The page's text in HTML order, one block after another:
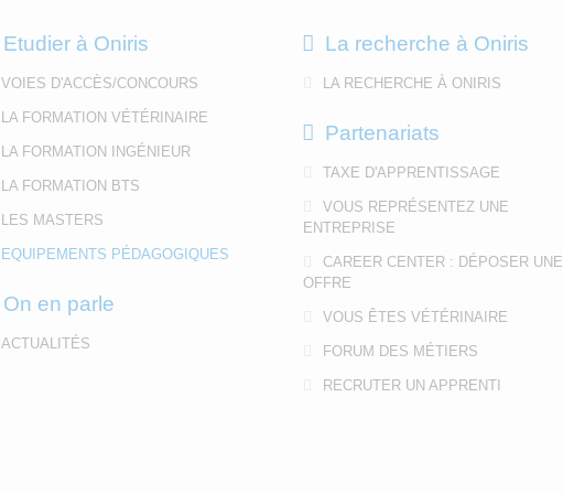
Etudier à Oniris
VOIES D'ACCÈS/CONCOURS
LA FORMATION VÉTÉRINAIRE
LA FORMATION INGÉNIEUR
LA FORMATION BTS
LES MASTERS
EQUIPEMENTS PÉDAGOGIQUES
On en parle
ACTUALITÉS
La recherche à Oniris
LA RECHERCHE À ONIRIS
Partenariats
TAXE D'APPRENTISSAGE
VOUS REPRÉSENTEZ UNE
ENTREPRISE
CAREER CENTER : DÉPOSER UNE
OFFRE
VOUS ÊTES VÉTÉRINAIRE
FORUM DES MÉTIERS
RECRUTER UN APPRENTI